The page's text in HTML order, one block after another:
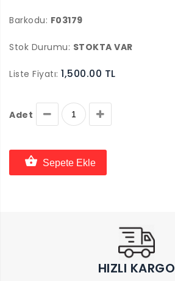
Barkodu: F03179
Stok Durumu: STOKTA VAR
Liste Fiyatı: 1,500.00 TL
Adet
Sepete Ekle
HIZLI KARGO